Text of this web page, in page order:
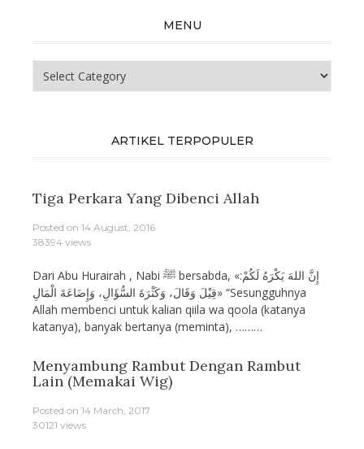
MENU
Menu
ARTIKEL TERPOPULER
Tiga Perkara Yang Dibenci Allah
Posted on 14 August, 2016
38394 views
Dari Abu Hurairah , Nabi ﷺ bersabda, «إِنَّ اللهَ يَكْرَهُ لَكُمْ:
قِيْلَ وَقَالَ، وَكَثْرَةَ السُّؤَالِ، وَإِضَاعَةَ الْمَالِ» “Sesungguhnya
Allah membenci untuk kalian qiila wa qoola (katanya
katanya), banyak bertanya (meminta), ………
Menyambung Rambut Dengan Rambut
Lain (Memakai Wig)
Posted on 14 March, 2017
30121 views